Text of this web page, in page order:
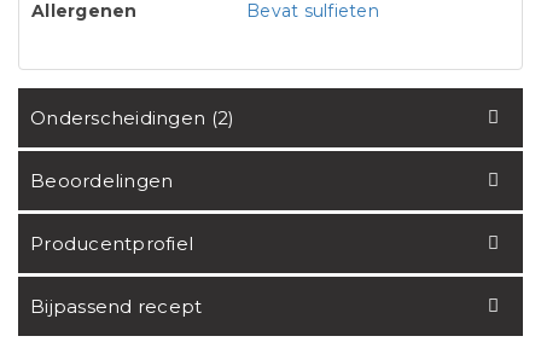
Allergenen
Bevat sulfieten
Onderscheidingen (2)
Beoordelingen
Producentprofiel
Bijpassend recept